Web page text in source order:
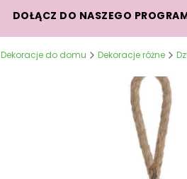
DOŁĄCZ DO NASZEGO
Dekoracje do domu Dekoracje różne